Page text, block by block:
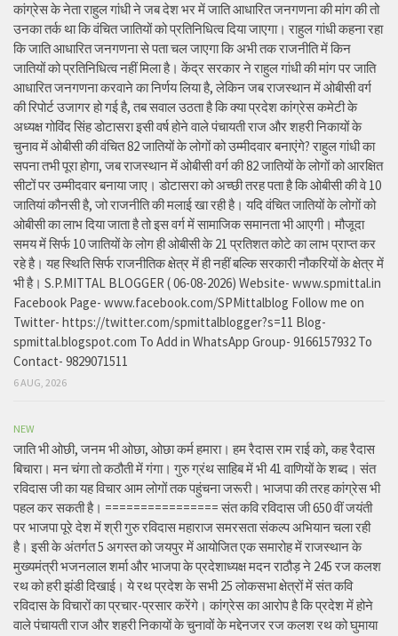
कांग्रेस के नेता राहुल गांधी ने जब देश भर में जाति आधारित जनगणना की मांग की तो
उनका तर्क था कि वंचित जातियों को प्रतिनिधित्व दिया जाएगा। राहुल गांधी कहना रहा
कि जाति आधारित जनगणना से पता चल जाएगा कि अभी तक राजनीति में किन
जातियों को प्रतिनिधित्व नहीं मिला है। केंद्र सरकार ने राहुल गांधी की मांग पर जाति
आधारित जनगणना करवाने का निर्णय लिया है, लेकिन जब राजस्थान में ओबीसी वर्ग
की रिपोर्ट उजागर हो गई है, तब सवाल उठता है कि क्या प्रदेश कांग्रेस कमेटी के
अध्यक्ष गोविंद सिंह डोटासरा इसी वर्ष होने वाले पंचायती राज और शहरी निकायों के
चुनाव में ओबीसी की वंचित 82 जातियों के लोगों को उम्मीदवार बनाएंगे? राहुल गांधी का
सपना तभी पूरा होगा, जब राजस्थान में ओबीसी वर्ग की 82 जातियों के लोगों को आरक्षित
सीटों पर उम्मीदवार बनाया जाए। डोटासरा को अच्छी तरह पता है कि ओबीसी की वे 10
जातियां कौनसी है, जो राजनीति की मलाई खा रही है। यदि वंचित जातियों के लोगों को
ओबीसी का लाभ दिया जाता है तो इस वर्ग में सामाजिक समानता भी आएगी। मौजूदा
समय में सिर्फ 10 जातियों के लोग ही ओबीसी के 21 प्रतिशत कोटे का लाभ प्राप्त कर
रहे है। यह स्थिति सिर्फ राजनीतिक क्षेत्र में ही नहीं बल्कि सरकारी नौकरियों के क्षेत्र में
भी है। S.P.MITTAL BLOGGER ( 06-08-2026) Website- www.spmittal.in
Facebook Page- www.facebook.com/SPMittalblog Follow me on
Twitter- https://twitter.com/spmittalblogger?s=11 Blog-
spmittal.blogspot.com To Add in WhatsApp Group- 9166157932 To
Contact- 9829071511
6 AUG, 2026
NEW
जाति भी ओछी, जनम भी ओछा, ओछा कर्म हमारा। हम रैदास राम राई को, कह रैदास
बिचारा। मन चंगा तो कठौती में गंगा। गुरु ग्रंथ साहिब में भी 41 वाणियों के शब्द। संत
रविदास जी का यह विचार आम लोगों तक पहुंचना जरूरी। भाजपा की तरह कांग्रेस भी
पहल कर सकती है। ================ संत कवि रविदास जी 650 वीं जयंती
पर भाजपा पूरे देश में श्री गुरु रविदास महाराज समरसता संकल्प अभियान चला रही
है। इसी के अंतर्गत 5 अगस्त को जयपुर में आयोजित एक समारोह में राजस्थान के
मुख्यमंत्री भजनलाल शर्मा और भाजपा के प्रदेशाध्यक्ष मदन राठौड़ ने 245 रज कलश
रथ को हरी झंडी दिखाई। ये रथ प्रदेश के सभी 25 लोकसभा क्षेत्रों में संत कवि
रविदास के विचारों का प्रचार-प्रसार करेंगे। कांग्रेस का आरोप है कि प्रदेश में होने
वाले पंचायती राज और शहरी निकायों के चुनावों के मद्देनजर रज कलश रथ को घुमाया